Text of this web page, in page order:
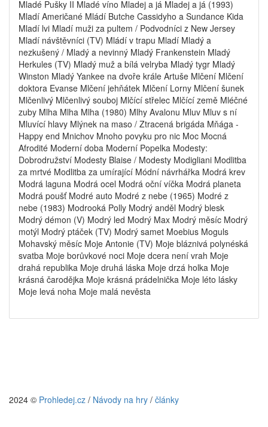
Mladé Pušky II Mladé víno Mladej a já Mladej a já (1993)
Mladí Američané Mládí Butche Cassidyho a Sundance Kida
Mladí lvi Mladí muži za pultem / Podvodníci z New Jersey
Mladí návštěvníci (TV) Mládí v trapu Mladí Mladý a
nezkušený / Mladý a nevinný Mladý Frankenstein Mladý
Herkules (TV) Mladý muž a bílá velryba Mladý tygr Mladý
Winston Mladý Yankee na dvoře krále Artuše Mlčení Mlčení
doktora Evanse Mlčení jehňátek Mlčení Lorny Mlčení šunek
Mlčenlivý Mlčenlivý souboj Mlčící střelec Mlčící země Mléčné
zuby Mlha Mlha Mlha (1980) Mlhy Avalonu Mluv Mluv s ní
Mluvící hlavy Mlýnek na maso / Ztracená brigáda Mňága -
Happy end Mnichov Mnoho povyku pro nic Moc Mocná
Afrodité Moderní doba Moderní Popelka Modesty:
Dobrodružství Modesty Blaise / Modesty Modigliani Modlitba
za mrtvé Modlitba za umírající Módní návrhářka Modrá krev
Modrá laguna Modrá ocel Modrá oční víčka Modrá planeta
Modrá poušť Modré auto Modré z nebe (1965) Modré z
nebe (1983) Modrooká Polly Modrý anděl Modrý blesk
Modrý démon (V) Modrý led Modrý Max Modrý měsíc Modrý
motýl Modrý ptáček (TV) Modrý samet Moebius Moguls
Mohavský měsíc Moje Antonie (TV) Moje bláznivá polynéská
svatba Moje borůvkové noci Moje dcera není vrah Moje
drahá republika Moje druhá láska Moje drzá holka Moje
krásná čarodějka Moje krásná prádelnička Moje léto lásky
Moje levá noha Moje malá nevěsta
2024 © Prohledej.cz / Návody na hry / články